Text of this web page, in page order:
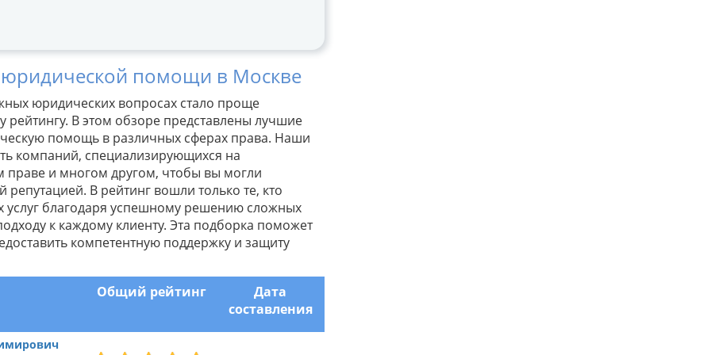
помощи в Москве
юридических вопросах стало проще
В этом обзоре представлены лучшие
помощь в различных сферах права. Наши
компаний, специализирующихся на
праве и многом другом, чтобы вы могли
В рейтинг вошли только те, кто
благодаря успешному решению сложных
к каждому клиенту. Эта подборка поможет
компетентную поддержку и защиту
Общий рейтинг
Дата
составления